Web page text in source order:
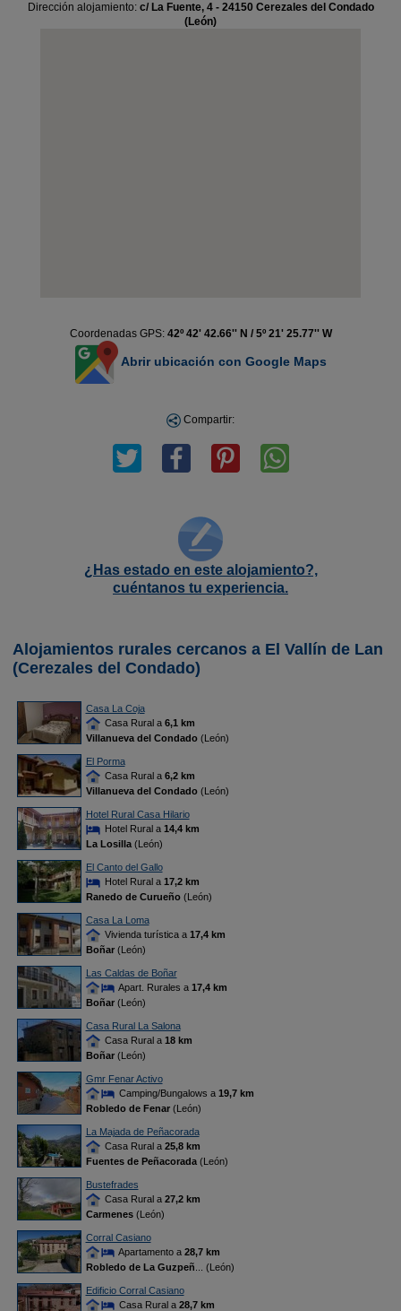
Dirección alojamiento: c/ La Fuente, 4 - 24150 Cerezales del Condado
(León)
Coordenadas GPS: 42º 42' 42.66'' N / 5º 21' 25.77'' W
Abrir ubicación con Google Maps
Compartir:
¿Has estado en este alojamiento?,
cuéntanos tu experiencia.
Alojamientos rurales cercanos a El Vallín de Lan
(Cerezales del Condado)
Casa La Coja
Casa Rural a 6,1 km
Villanueva del Condado(León)
El Porma
Casa Rural a 6,2 km
Villanueva del Condado(León)
Hotel Rural Casa Hilario
Hotel Rural a 14,4 km
La Losilla(León)
El Canto del Gallo
Hotel Rural a 17,2 km
Ranedo de Curueño(León)
Casa La Loma
Vivienda turística a 17,4 km
Boñar(León)
Las Caldas de Boñar
Apart. Rurales a 17,4 km
Boñar(León)
Casa Rural La Salona
Casa Rural a 18 km
Boñar(León)
Gmr Fenar Activo
Camping/Bungalows a 19,7 km
Robledo de Fenar(León)
La Majada de Peñacorada
Casa Rural a 25,8 km
Fuentes de Peñacorada(León)
Bustefrades
Casa Rural a 27,2 km
Carmenes(León)
Corral Casiano
Apartamento a 28,7 km
Robledo de La Guzpeñ ... (León)
Edificio Corral Casiano
Casa Rural a 28,7 km